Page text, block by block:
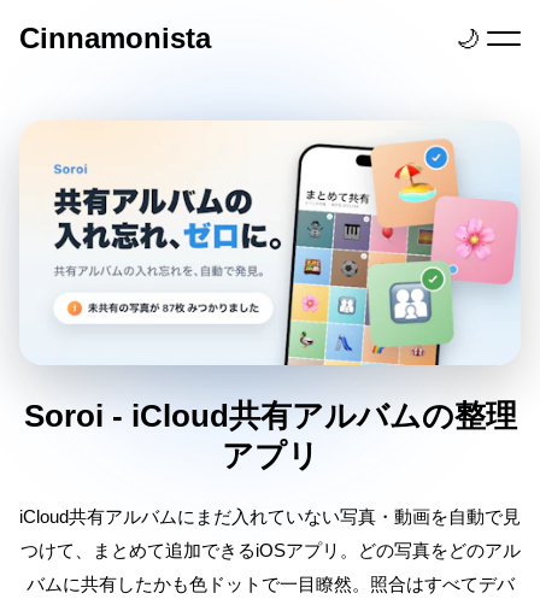
Cinnamonista 🌙
Soroi - iCloud共有アルバムの整理
アプリ
iCloud共有アルバムにまだ入れていない写真・動画を自動で見
つけて、まとめて追加できるiOSアプリ。どの写真をどのアル
バムに共有したかも色ドットで一目瞭然。照合はすべてデバ